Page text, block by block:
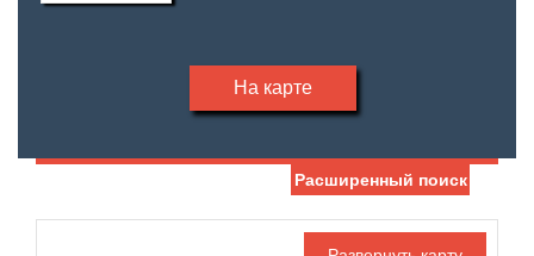
На карте
Жилая площадь
—
Расширенный поиск